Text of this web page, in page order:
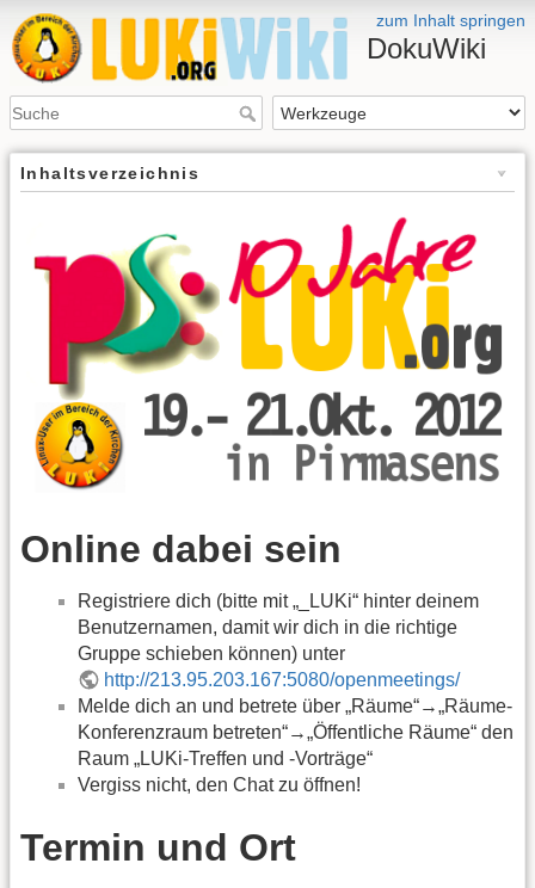
zum Inhalt springen
DokuWiki
Inhaltsverzeichnis
Online dabei sein
Registriere dich (bitte mit „_LUKi“ hinter deinem
Benutzernamen, damit wir dich in die richtige
Gruppe schieben können) unter
http://213.95.203.167:5080/openmeetings/
Melde dich an und betrete über „Räume“→„Räume-
Konferenzraum betreten“→„Öffentliche Räume“ den
Raum „LUKi-Treffen und -Vorträge“
Vergiss nicht, den Chat zu öffnen!
Termin und Ort